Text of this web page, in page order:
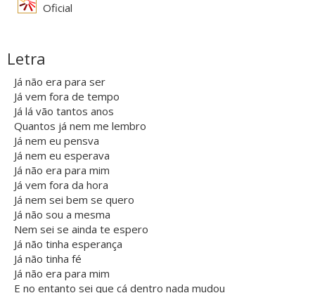
Oficial
Letra
Já não era para ser
Já vem fora de tempo
Já lá vão tantos anos
Quantos já nem me lembro
Já nem eu pensva
Já nem eu esperava
Já não era para mim
Já vem fora da hora
Já nem sei bem se quero
Já não sou a mesma
Nem sei se ainda te espero
Já não tinha esperança
Já não tinha fé
Já não era para mim
E no entanto sei que cá dentro nada mudou